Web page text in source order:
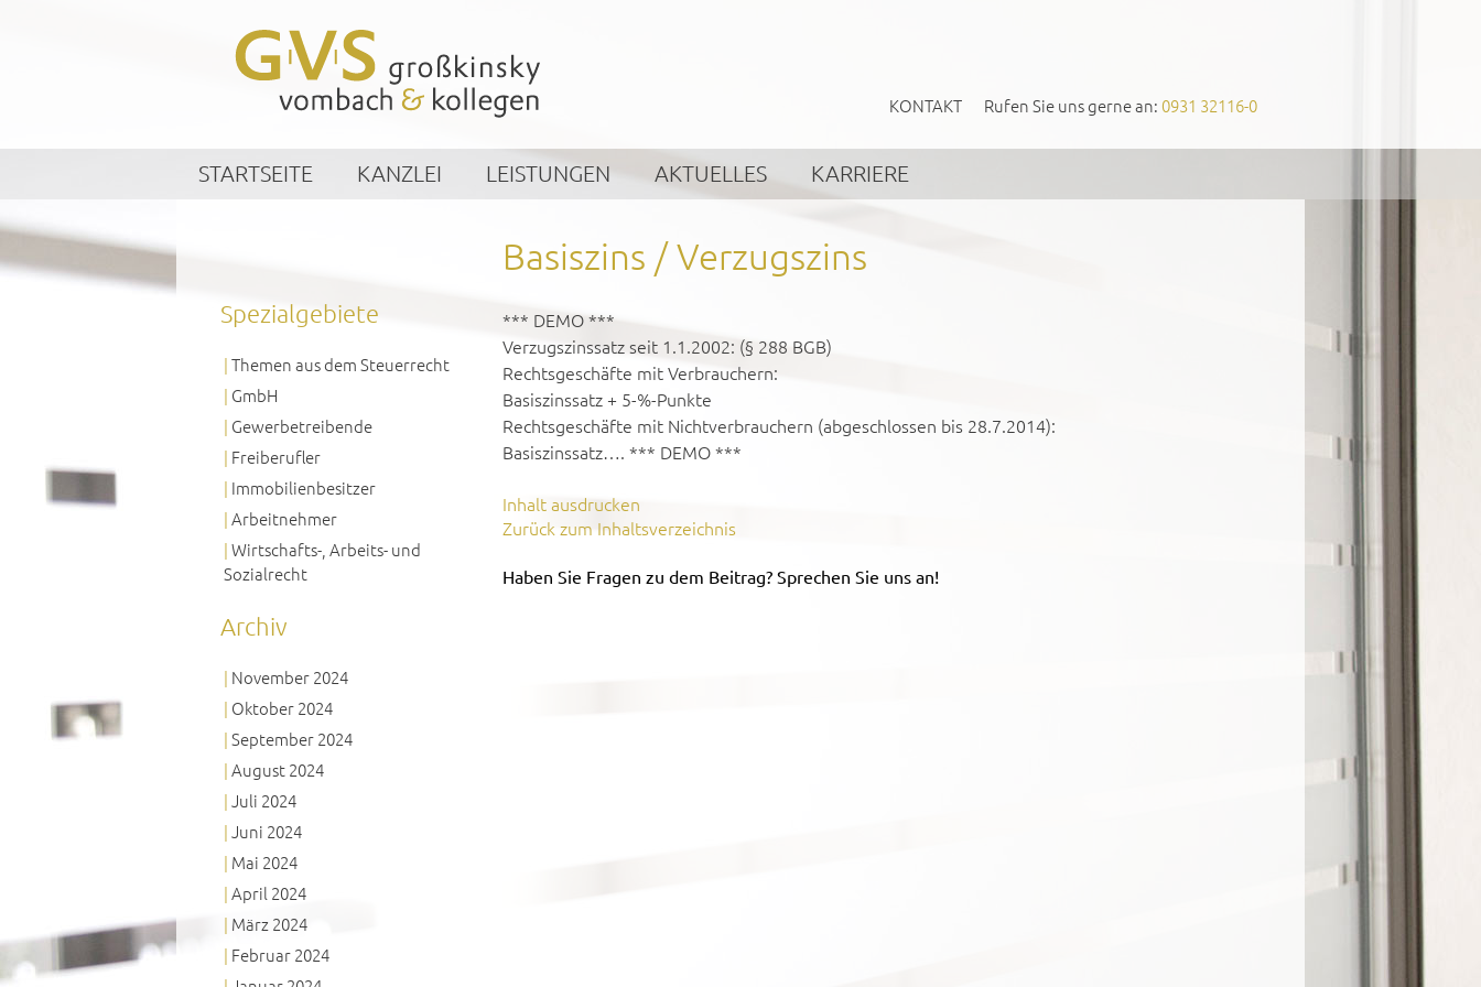
Rufen Sie uns gerne an: 0931 32116-0
KONTAKT
STARTSEITE KANZLEI LEISTUNGEN AKTUELLES KARRIERE
Basiszins / Verzugszins
*** DEMO ***
Verzugszinssatz seit 1.1.2002: (§ 288 BGB)
Rechtsgeschäfte mit Verbrauchern:
Basiszinssatz + 5-%-Punkte
Rechtsgeschäfte mit Nichtverbrauchern (abgeschlossen bis 28.7.2014):
Basiszinssatz…. *** DEMO ***
Inhalt ausdrucken
Zurück zum Inhaltsverzeichnis
Haben Sie Fragen zu dem Beitrag? Sprechen Sie uns an!
Spezialgebiete
Themen aus dem Steuerrecht
GmbH
Gewerbetreibende
Freiberufler
Immobilienbesitzer
Arbeitnehmer
Wirtschafts-, Arbeits- und
Sozialrecht
Archiv
November 2024
Oktober 2024
September 2024
August 2024
Juli 2024
Juni 2024
Mai 2024
April 2024
März 2024
Februar 2024